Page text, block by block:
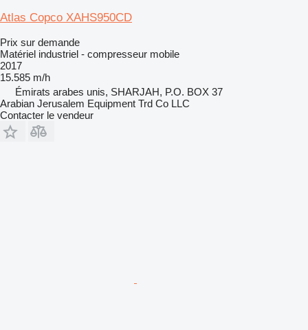
Atlas Copco XAHS950CD
Prix sur demande
Matériel industriel - compresseur mobile
2017
15.585 m/h
Émirats arabes unis, SHARJAH, P.O. BOX 37
Arabian Jerusalem Equipment Trd Co LLC
Contacter le vendeur